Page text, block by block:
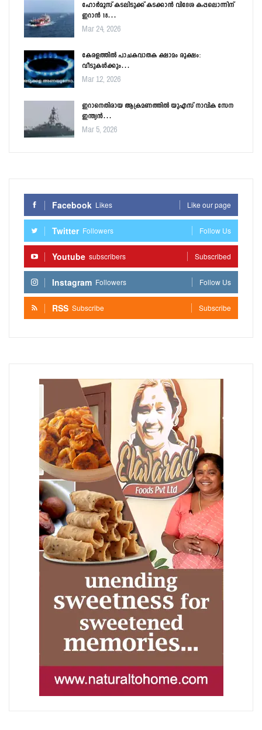
ഹോർമൂസ് കടലിടുക്ക് കടക്കാൻ വിദേശ കപ്പലൊന്നിന്
ഇറാൻ 18…
Mar 24, 2026
കേരളത്തിൽ പാചകവാതക ക്ഷാമം രൂക്ഷം:
വീടുകൾക്കും…
Mar 12, 2026
ഇറാനെതിരായ ആക്രമണത്തിൽ യുഎസ് നാവിക സേന
ഇന്ത്യൻ…
Mar 5, 2026
Facebook Likes Like our page
Twitter Followers Follow Us
Youtube subscribers Subscribed
Instagram Followers Follow Us
RSS Subscribe Subscribe